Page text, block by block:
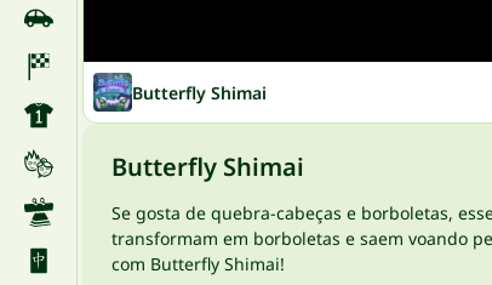
Butterfly Shimai
Butterfly Shimai
Se gosta de quebra-cabeças e borboletas,
transformam em borboletas e saem voando
com Butterfly Shimai!